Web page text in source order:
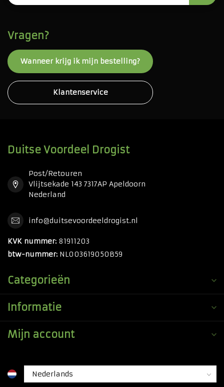
Vragen?
Wanneer krijg ik mijn bestelling?
Klantenservice
Duitse Voordeel Drogist
Post/Retouren
Vlijtsekade 143 7317AP Apeldoorn
Nederland
info@duitsevoordeeldrogist.nl
KVK nummer: 81911203
btw-nummer: NL003619050B59
Categorieën
Informatie
Mijn account